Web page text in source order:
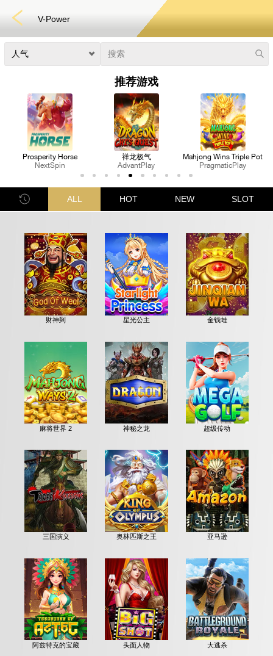
3D游戏 彩票 扑克
V-Power
推荐游戏
祥龙极气
AdvantPlay
Mahjong Wins Triple Pot
PragmaticPlay
Bounty Hunt
NextSpin
ALL HOT NEW SLOT
财神到 星光公主 金钱蛙
麻将世界 2 神秘之龙 超级传动
三国演义 奥林匹斯之王 亚马逊
阿兹特克的宝藏 头面人物 大逃杀